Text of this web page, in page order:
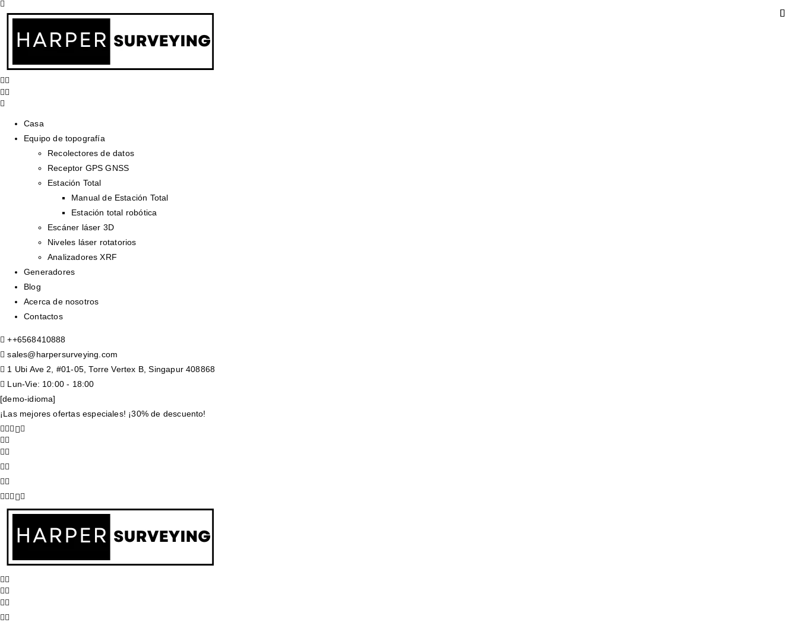
Casa
Equipo de topografía
Recolectores de datos
Receptor GPS GNSS
Estación Total
Manual de Estación Total
Estación total robótica
Escáner láser 3D
Niveles láser rotatorios
Analizadores XRF
Generadores
Blog
Acerca de nosotros
Contactos
++6568410888
sales@harpersurveying.com
1 Ubi Ave 2, #01-05, Torre Vertex B, Singapur 408868
Lun-Vie: 10:00 - 18:00
[demo-idioma]
¡Las mejores ofertas especiales! ¡30% de descuento!